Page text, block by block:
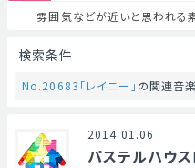
雰囲気などが近いと思われる
検索条件
No.20683「レイニー」 の関連音
2014.01.06
パステルハウス